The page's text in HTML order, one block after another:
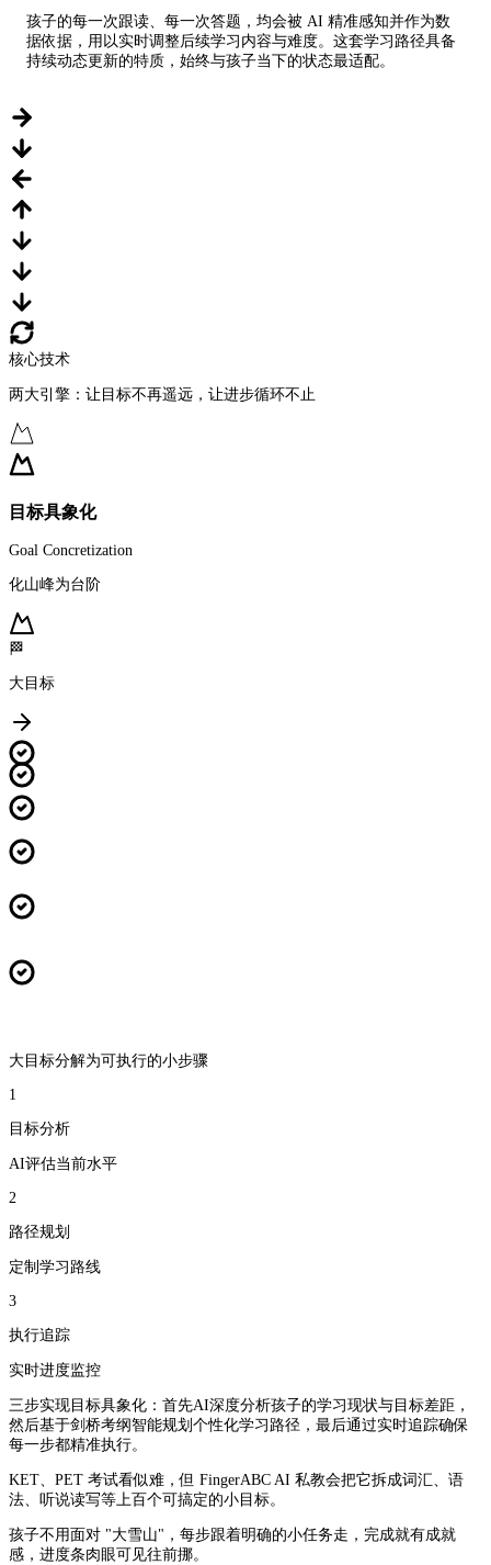
孩子的每一次跟读、每一次答题，均会被 AI 精准感知并作为数
据依据，用以实时调整后续学习内容与难度。这套学习路径具备
持续动态更新的特质，始终与孩子当下的状态最适配。
核心技术
两大引擎：让目标不再遥远，让进步循环不止
目标具象化
Goal Concretization
化山峰为台阶
🏁
大目标
大目标分解为可执行的小步骤
1
目标分析
AI评估当前水平
2
路径规划
定制学习路线
3
执行追踪
实时进度监控
三步实现目标具象化： 首先AI深度分析孩子的学习现状与目标差距，
然后基于剑桥考纲智能规划个性化学习路径，最后通过实时追踪确保
每一步都精准执行。
KET、PET 考试看似难 ，但 FingerABC AI 私教会把它拆成词汇、语
法、听说读写等上百个可搞定的小目标。
孩子不用面对 "大雪山"，每步跟着明确的小任务走， 完成就有成就
感 ，进度条肉眼可见往前挪。